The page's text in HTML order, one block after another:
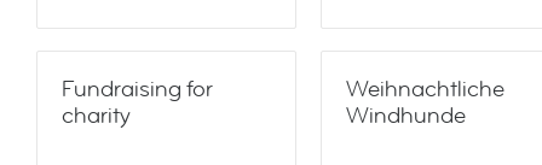
Fundraising for
charity
Weihnachtliche
Windhunde